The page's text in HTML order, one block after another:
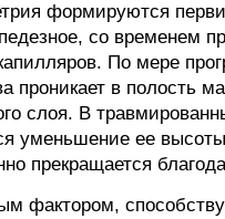
формируются
со временем
По мере
проникает в полость
слоя. В
уменьшение ее
прекращается
фактором,